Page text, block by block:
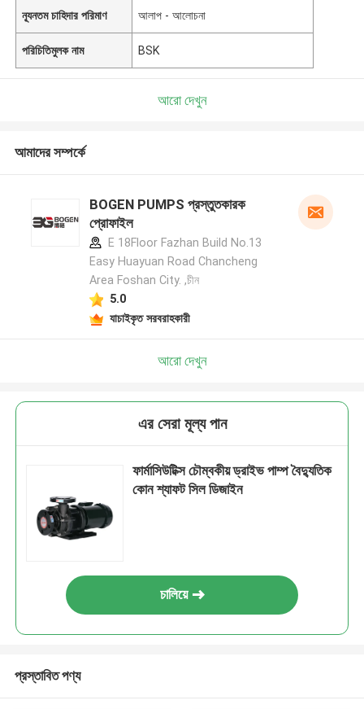
ন্যূনতম চাহিদার পরিমাণ আলাপ - আলোচনা
পরিচিতিমুলক নাম BSK
আরো দেখুন
আমাদের সম্পর্কে
BOGEN PUMPS প্রস্তুতকারক
প্রোফাইল
E 18Floor Fazhan Build No.13
Easy Huayuan Road Chancheng
Area Foshan City. ,চীন
5.0
যাচাইকৃত সরবরাহকারী
আরো দেখুন
এর সেরা মূল্য পান
ফার্মাসিউটিক্স চৌম্বকীয় ড্রাইভ পাম্প বৈদ্যুতিক
কোন শ্যাফট সিল ডিজাইন
চালিয়ে
প্রস্তাবিত পণ্য